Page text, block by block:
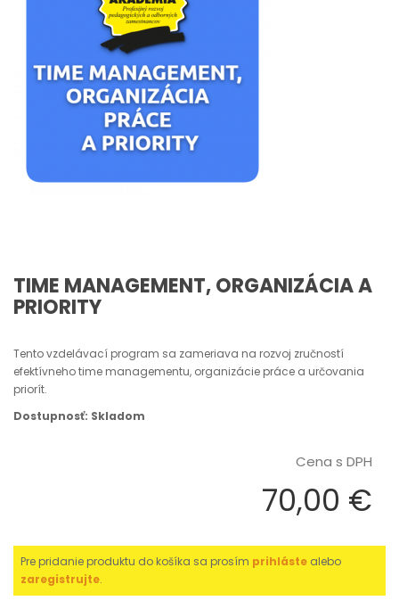
TIME MANAGEMENT, ORGANIZÁCIA A
PRIORITY
Tento vzdelávací program sa zameriava na rozvoj zručností
efektívneho time managementu, organizácie práce a určovania
priorít.
Dostupnosť: Skladom
Cena s DPH
70,00 €
Pre pridanie produktu do košíka sa prosím prihláste alebo
zaregistrujte.